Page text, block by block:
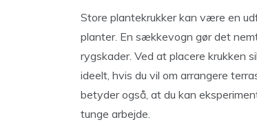
Store plantekrukker kan være en
planter. En sækkevogn gør det
rygskader. Ved at placere
ideelt, hvis du vil om arrangere
betyder også, at du kan
tunge arbejde.